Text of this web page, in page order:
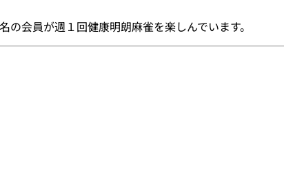
の会員が週１回健康明朗麻雀を楽しんでいます。